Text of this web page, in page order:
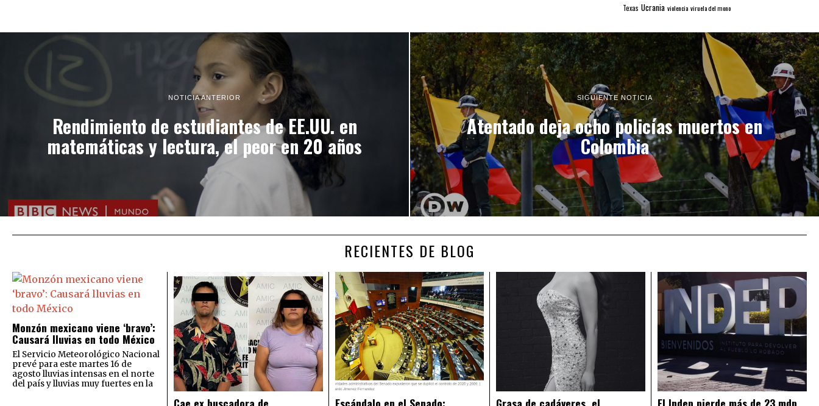
Texas Ucrania violencia viruela del mono
NOTICIA ANTERIOR
Rendimiento de estudiantes de EE.UU. en
matemáticas y lectura, el peor en 20 años
SIGUIENTE NOTICIA
Atentado deja ocho policías muertos en
Colombia
RECIENTES DE BLOG
Monzón mexicano viene ‘bravo’:
Causará lluvias en todo México
El Servicio Meteorológico Nacional
prevé para este martes 16 de
agosto lluvias intensas en el norte
del país y lluvias muy fuertes en la
Cae ex buscadora de Escándalo en el Senado: Grasa de cadáveres, el El Indep pierde más de 23 mdp